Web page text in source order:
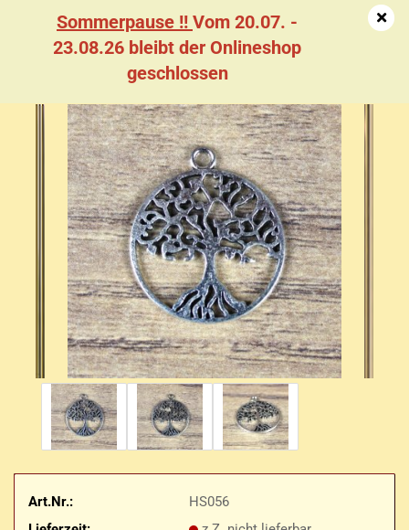
Sommerpause !! Vom 20.07. -
23.08.26 bleibt der Onlineshop
geschlossen
Hutschmuck Baum - AS
Art.Nr.:
HS056